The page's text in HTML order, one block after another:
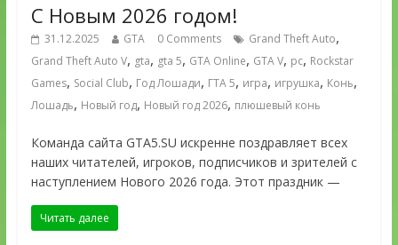
С Новым 2026 годом!
31.12.2025 GTA 0 Comments Grand Theft Auto,
Grand Theft Auto V, gta, gta 5, GTA Online, GTA V, pc, Rockstar
Games, Social Club, Год Лошади, ГТА 5, игра, игрушка, Конь,
Лошадь, Новый год, Новый год 2026, плюшевый конь
Команда сайта GTA5.SU искренне поздравляет всех
наших читателей, игроков, подписчиков и зрителей с
наступлением Нового 2026 года. Этот праздник —
Читать далее